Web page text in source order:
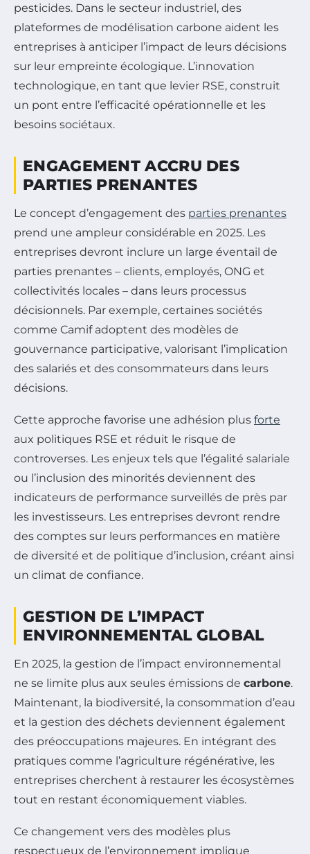
pesticides. Dans le secteur industriel, des
plateformes de modélisation carbone aident les
entreprises à anticiper l’impact de leurs décisions
sur leur empreinte écologique. L’innovation
technologique, en tant que levier RSE, construit
un pont entre l’efficacité opérationnelle et les
besoins sociétaux.
ENGAGEMENT ACCRU DES
PARTIES PRENANTES
Le concept d’engagement des parties prenantes
prend une ampleur considérable en 2025. Les
entreprises devront inclure un large éventail de
parties prenantes – clients, employés, ONG et
collectivités locales – dans leurs processus
décisionnels. Par exemple, certaines sociétés
comme Camif adoptent des modèles de
gouvernance participative, valorisant l’implication
des salariés et des consommateurs dans leurs
décisions.
Cette approche favorise une adhésion plus forte
aux politiques RSE et réduit le risque de
controverses. Les enjeux tels que l’égalité salariale
ou l’inclusion des minorités deviennent des
indicateurs de performance surveillés de près par
les investisseurs. Les entreprises devront rendre
des comptes sur leurs performances en matière
de diversité et de politique d’inclusion, créant ainsi
un climat de confiance.
GESTION DE L’IMPACT
ENVIRONNEMENTAL GLOBAL
En 2025, la gestion de l’impact environnemental
ne se limite plus aux seules émissions de carbone.
Maintenant, la biodiversité, la consommation d’eau
et la gestion des déchets deviennent également
des préoccupations majeures. En intégrant des
pratiques comme l’agriculture régénérative, les
entreprises cherchent à restaurer les écosystèmes
tout en restant économiquement viables.
Ce changement vers des modèles plus
respectueux de l’environnement implique